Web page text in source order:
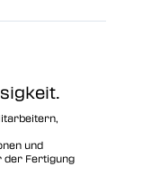
und
der Fertigung